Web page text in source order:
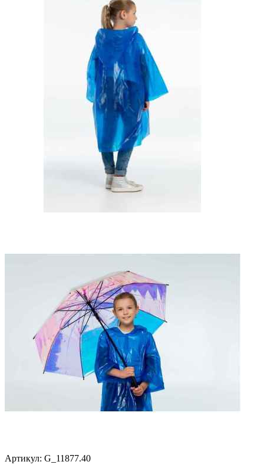
Артикул: G_11877.40